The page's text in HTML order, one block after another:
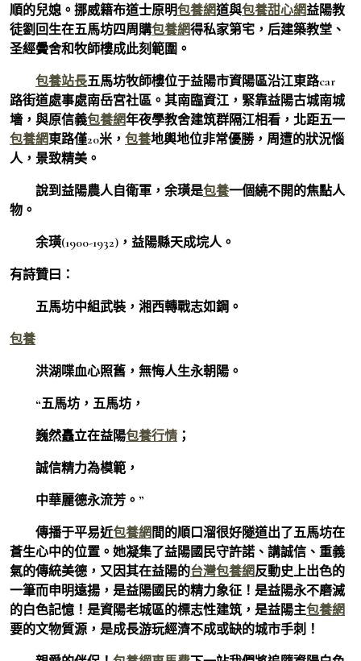
順的兒媳。挪威籍布道士原明包養網道與包養甜心網益陽教
徒劉回生在五馬坊四周購包養網得私家第宅，后建築教堂、
圣經黌舍和牧師樓成此刻範圍。
包養站長五馬坊牧師樓位于益陽市資陽區沿江東路car
路街道處事處南岳宮社區。其南臨資江，緊靠益陽古城南城
墻，與原信義包養網年夜學教舍建筑群隔江相看，北距五一
包養網東路僅20米， 包養地輿地位非常優勝，周遭的狀況惱
人，景致精美。
說到益陽農人自衛軍，余璜是包養一個繞不開的焦點人
物。
余璜(1900-1932)，益陽縣天成垸人。
有詩贊曰：
五馬坊中組武裝，湘西轉戰志如鋼。
包養
洪湖喋血心照舊，無悔人生永朝陽。
“五馬坊，五馬坊，
巍然矗立在益陽包養行情 ；
誠信精力為模範，
中華麗德永流芳。”
傳播于平易近包養網 間的順口溜很好隧道出了五馬坊在
蒼生心中的位置。她凝集了益陽國民守許諾、講誠信、重義
氣的傳統美德，又因其在益陽的台灣包養網反動史上出色的
一筆而申明遠揚，是益陽國民的精力象征！是益陽永不磨滅
的白色記憶！是資陽老城區的標志性建筑，是益陽主包養網
要的文物質源，是成長游玩經濟不成或缺的城市手刺！